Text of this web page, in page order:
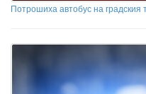
Потрошиха автобус на